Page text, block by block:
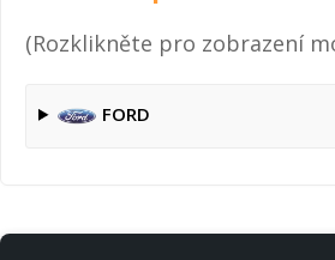
(Rozklikněte pro zobrazení
FORD